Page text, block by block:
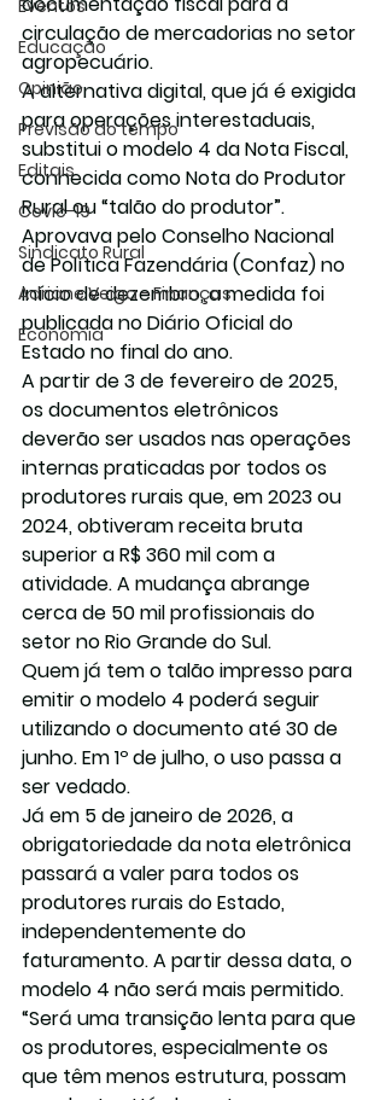
Eventos
Educação
Opinião
Previsão do tempo
Editais
Covic-19
Sindicato Rural
Adriane Veiga - Finanças
Economia
circulação de mercadorias no setor
agropecuário.
A alternativa digital, que já é exigida
para operações interestaduais,
substitui o modelo 4 da Nota Fiscal,
conhecida como Nota do Produtor
Rural ou “talão do produtor”.
Aprovava pelo Conselho Nacional
de Política Fazendária (Confaz) no
início de dezembro, a medida foi
publicada no Diário Oficial do
Estado no final do ano.
A partir de 3 de fevereiro de 2025,
os documentos eletrônicos
deverão ser usados nas operações
internas praticadas por todos os
produtores rurais que, em 2023 ou
2024, obtiveram receita bruta
superior a R$ 360 mil com a
atividade. A mudança abrange
cerca de 50 mil profissionais do
setor no Rio Grande do Sul.
Quem já tem o talão impresso para
emitir o modelo 4 poderá seguir
utilizando o documento até 30 de
junho. Em 1º de julho, o uso passa a
ser vedado.
Já em 5 de janeiro de 2026, a
obrigatoriedade da nota eletrônica
passará a valer para todos os
produtores rurais do Estado,
independentemente do
faturamento. A partir dessa data, o
modelo 4 não será mais permitido.
“Será uma transição lenta para que
os produtores, especialmente os
que têm menos estrutura, possam